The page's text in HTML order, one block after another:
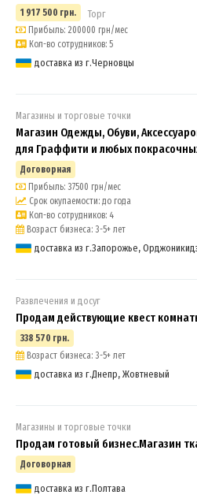
1 917 500 грн. Торг
Прибыль: 200000 грн/мес
Кол-во сотрудников: 5
доставка из г.Черновцы
Магазины и торговые точки
Магазин Одежды, Обуви,
для Граффити и любых
Договорная
Прибыль: 37500 грн/мес
Срок окупаемости: до года
Кол-во сотрудников: 4
Возраст бизнеса: 3-5+ лет
доставка из г.Запорожье,
Развлечения и досуг
Продам действующие квест
338 570 грн.
Возраст бизнеса: 3-5+ лет
доставка из г.Днепр, Жовтневый
Магазины и торговые точки
Продам готовый бизнес.Магазин
Договорная
доставка из г.Полтава